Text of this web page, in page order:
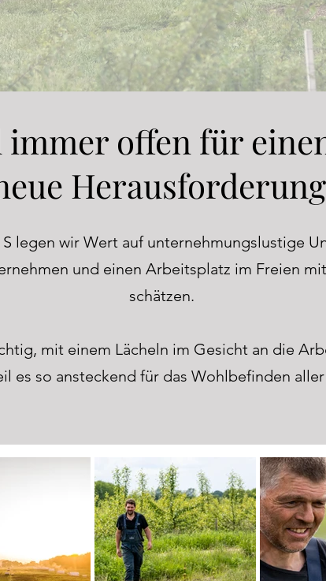
offen für
legen wir Wert auf unternehmungslustige
und einen Arbeitsplatz im Freien
schätzen.
mit einem Lächeln im Gesicht an die
es so ansteckend für das Wohlbefinden